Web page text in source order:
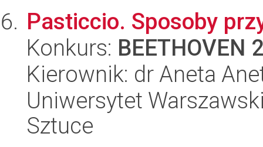
Pasticcio. Sposoby
Konkurs: BEETHOVEN
Kierownik: dr Aneta
Uniwersytet
Sztuce